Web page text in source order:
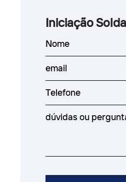
Iniciação